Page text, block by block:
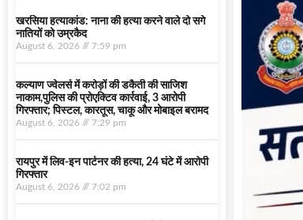
खरसिया हत्याकांड: नाना की हत्या करने वाले दो सगे
नातियों को उम्रकैद
August 6, 2026 7:59 pm
कल्याण ज्वेलर्स में करोड़ों की डकैती की साजिश
नाकाम,पुलिस की प्रोएक्टिव कार्रवाई, 3 आरोपी
गिरफ्तार; पिस्टल, कारतूस, चाकू और मोबाइल बरामद
August 6, 2026 7:29 pm
रायपुर में लिव-इन पार्टनर की हत्या, 24 घंटे में आरोपी
गिरफ्तार
August 6, 2026 7:02 pm